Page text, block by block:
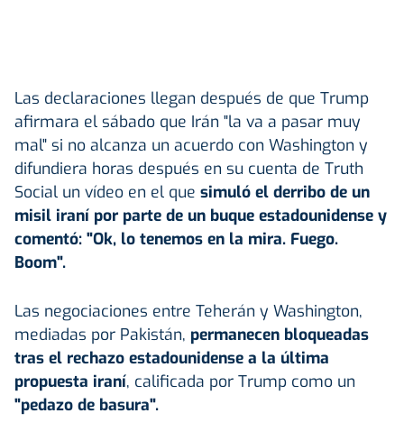
Las declaraciones llegan después de que Trump
afirmara el sábado que Irán "la va a pasar muy
mal" si no alcanza un acuerdo con Washington y
difundiera horas después en su cuenta de Truth
Social un vídeo en el que simuló el derribo de un
misil iraní por parte de un buque estadounidense y
comentó: "Ok, lo tenemos en la mira. Fuego.
Boom".
Las negociaciones entre Teherán y Washington,
mediadas por Pakistán, permanecen bloqueadas
tras el rechazo estadounidense a la última
propuesta iraní, calificada por Trump como un
"pedazo de basura".